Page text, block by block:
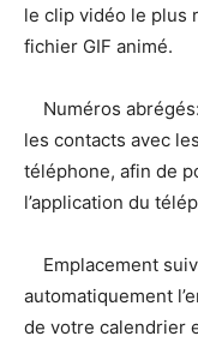
le clip vidéo le plus
fichier GIF animé.
Numéros
les contacts avec
téléphone, afin de
l’application du
Emplacement
automatiquement
de votre calendrier